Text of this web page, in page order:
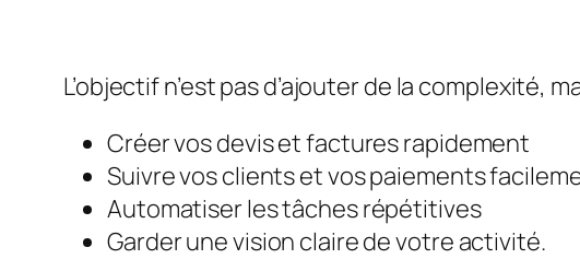
L’objectif n’est pas d’ajouter de la complexité,
Créer vos devis et factures rapidement
Suivre vos clients et vos paiements
Automatiser les tâches répétitives
Garder une vision claire de votre activité.